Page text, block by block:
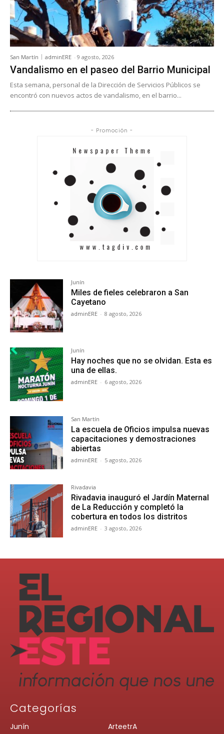
San Martín adminERE - 9 agosto, 2026
Vandalismo en el paseo del Barrio Municipal
Esta semana, personal de la Dirección de Servicios Públicos se
encontró con nuevos actos de vandalismo, en el barrio...
- Promoción -
Junín
Miles de fieles celebraron a San
Cayetano
adminERE - 8 agosto, 2026
Junín
Hay noches que no se olvidan. Esta es
una de ellas.
adminERE - 6 agosto, 2026
San Martín
La escuela de Oficios impulsa nuevas
capacitaciones y demostraciones
abiertas
adminERE - 5 agosto, 2026
Rivadavia
Rivadavia inauguró el Jardín Maternal
de La Reducción y completó la
cobertura en todos los distritos
adminERE - 3 agosto, 2026
Categorías
Junín
ArteetrA